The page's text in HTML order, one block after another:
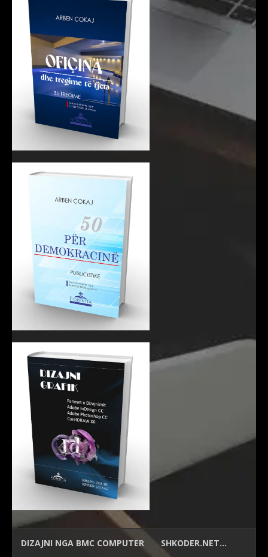
DIZAJNI NGA BMC COMPUTER SHKODER.NET…